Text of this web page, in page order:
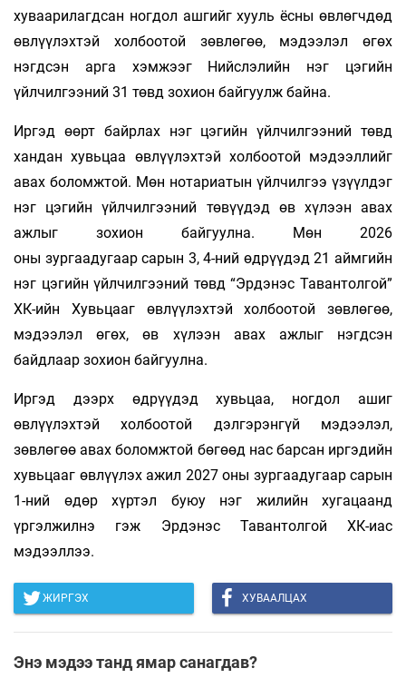
хуваарилагдсан ногдол ашгийг хууль ёсны өвлөгчдөд
өвлүүлэхтэй холбоотой зөвлөгөө, мэдээлэл өгөх
нэгдсэн арга хэмжээг Нийслэлийн нэг цэгийн
үйлчилгээний 31 төвд зохион байгуулж байна.
Иргэд өөрт байрлах нэг цэгийн үйлчилгээний төвд
хандан хувьцаа өвлүүлэхтэй холбоотой мэдээллийг
авах боломжтой. Мөн нотариатын үйлчилгээ үзүүлдэг
нэг цэгийн үйлчилгээний төвүүдэд өв хүлээн авах
ажлыг зохион байгуулна. Мөн 2026
оны зургаадугаар сарын 3, 4-ний өдрүүдэд 21 аймгийн
нэг цэгийн үйлчилгээний төвд “Эрдэнэс Тавантолгой”
ХК-ийн Хувьцааг өвлүүлэхтэй холбоотой зөвлөгөө,
мэдээлэл өгөх, өв хүлээн авах ажлыг нэгдсэн
байдлаар зохион байгуулна.
Иргэд дээрх өдрүүдэд хувьцаа, ногдол ашиг
өвлүүлэхтэй холбоотой дэлгэрэнгүй мэдээлэл,
зөвлөгөө авах боломжтой бөгөөд нас барсан иргэдийн
хувьцааг өвлүүлэх ажил 2027 оны зургаадугаар сарын
1-ний өдөр хүртэл буюу нэг жилийн хугацаанд
үргэлжилнэ гэж Эрдэнэс Тавантолгой ХК-иас
мэдээллээ.
ЖИРГЭХ ХУВААЛЦАХ
Энэ мэдээ танд ямар санагдав?